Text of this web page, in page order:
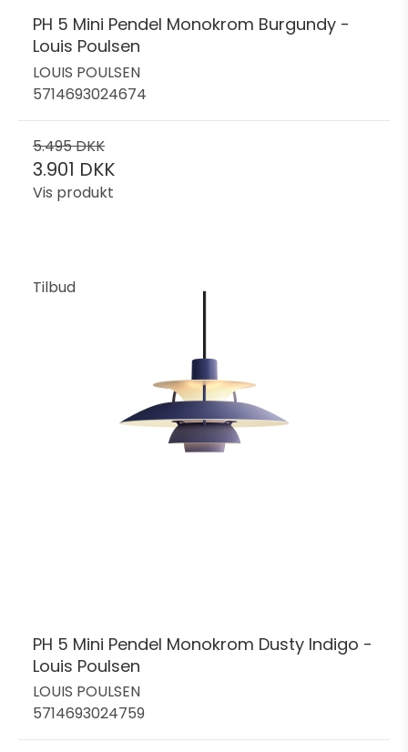
PH 5 Mini Pendel Monokrom Burgundy -
Louis Poulsen
LOUIS POULSEN
5714693024674
5.495 DKK
3.901 DKK
Vis produkt
Tilbud
PH 5 Mini Pendel Monokrom Dusty Indigo -
Louis Poulsen
LOUIS POULSEN
5714693024759